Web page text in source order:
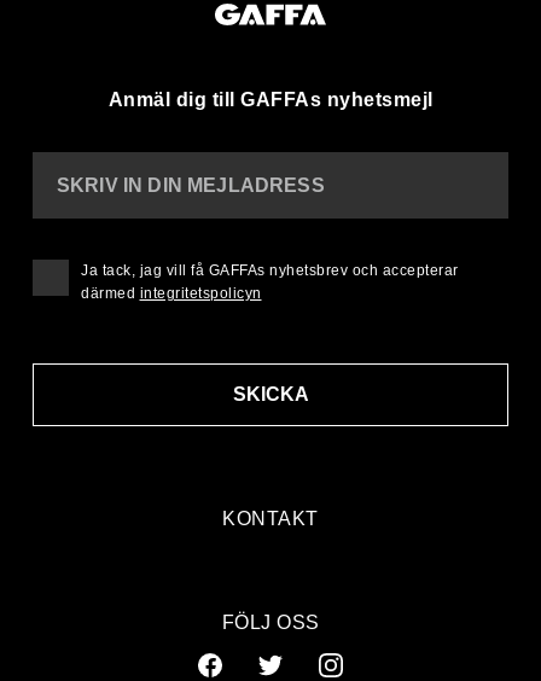
Anmäl dig till GAFFAs nyhetsmejl
KONTAKT
SKRIV IN DIN MEJLADRESS
SKICKA
Ja tack, jag vill få GAFFAs nyhetsbrev och accepterar
därmed integritetspolicyn
FÖLJ OSS